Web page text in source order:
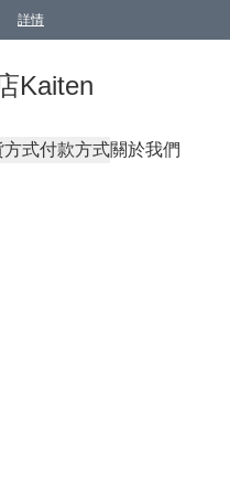
詳情
Kaiten
方式付款方式關於我們